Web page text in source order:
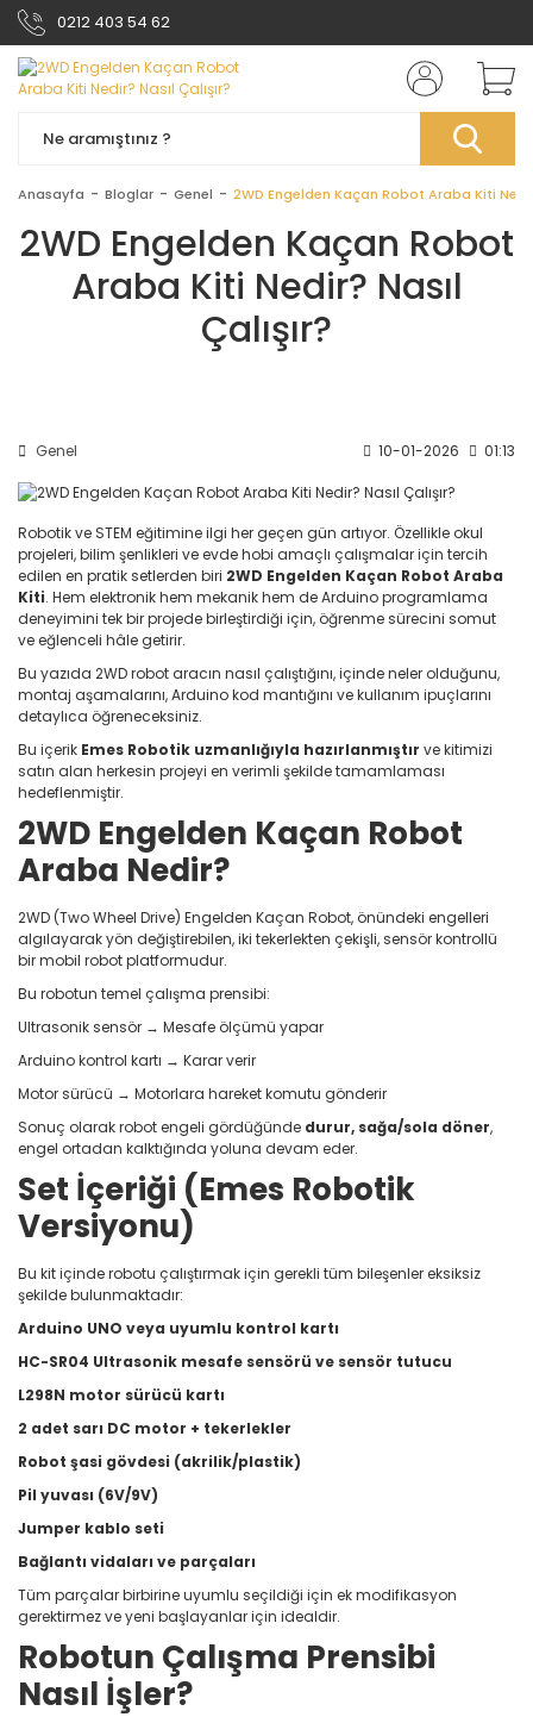
0212 403 54 62
Anasayfa Bloglar Genel 2WD Engelden Kaçan Robot Araba Kiti
2WD Engelden Kaçan Robot
Araba Kiti Nedir? Nasıl
Çalışır?
Genel 10-01-2026 01:13
Robotik ve STEM eğitimine ilgi her geçen gün artıyor. Özellikle okul
projeleri, bilim şenlikleri ve evde hobi amaçlı çalışmalar için tercih
edilen en pratik setlerden biri 2WD Engelden Kaçan Robot Araba
Kiti. Hem elektronik hem mekanik hem de Arduino programlama
deneyimini tek bir projede birleştirdiği için, öğrenme sürecini somut
ve eğlenceli hâle getirir.
Bu yazıda 2WD robot aracın nasıl çalıştığını, içinde neler olduğunu,
montaj aşamalarını, Arduino kod mantığını ve kullanım ipuçlarını
detaylıca öğreneceksiniz.
Bu içerik Emes Robotik uzmanlığıyla hazırlanmıştır ve kitimizi
satın alan herkesin projeyi en verimli şekilde tamamlaması
hedeflenmiştir.
2WD Engelden Kaçan Robot
Araba Nedir?
2WD (Two Wheel Drive) Engelden Kaçan Robot, önündeki engelleri
algılayarak yön değiştirebilen, iki tekerlekten çekişli, sensör kontrollü
bir mobil robot platformudur.
Bu robotun temel çalışma prensibi:
Ultrasonik sensör → Mesafe ölçümü yapar
Arduino kontrol kartı → Karar verir
Motor sürücü → Motorlara hareket komutu gönderir
Sonuç olarak robot engeli gördüğünde durur, sağa/sola döner,
engel ortadan kalktığında yoluna devam eder.
Set İçeriği (Emes Robotik
Versiyonu)
Bu kit içinde robotu çalıştırmak için gerekli tüm bileşenler eksiksiz
şekilde bulunmaktadır:
Arduino UNO veya uyumlu kontrol kartı
HC-SR04 Ultrasonik mesafe sensörü ve sensör tutucu
L298N motor sürücü kartı
2 adet sarı DC motor + tekerlekler
Robot şasi gövdesi (akrilik/plastik)
Pil yuvası (6V/9V)
Jumper kablo seti
Bağlantı vidaları ve parçaları
Tüm parçalar birbirine uyumlu seçildiği için ek modifikasyon
gerektirmez ve yeni başlayanlar için idealdir.
Robotun Çalışma Prensibi
Nasıl İşler?